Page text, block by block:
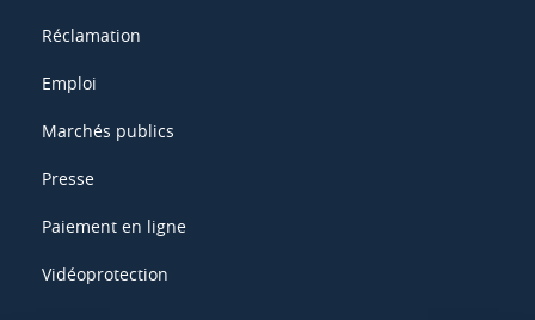
Réclamation
Emploi
Marchés publics
Presse
Paiement en ligne
Vidéoprotection